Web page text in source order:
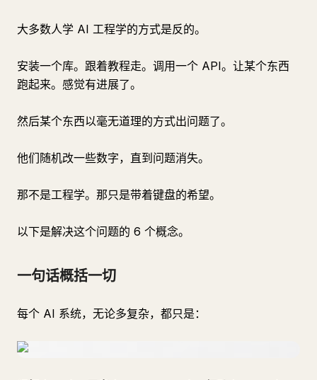
大多数人学 AI 工程学的方式是反的。
安装一个库。跟着教程走。调用一个 API。让某个东西
跑起来。感觉有进展了。
然后某个东西以毫无道理的方式出问题了。
他们随机改一些数字，直到问题消失。
那不是工程学。那只是带着键盘的希望。
以下是解决这个问题的 6 个概念。
一句话概括一切
每个 AI 系统，无论多复杂，都只是：